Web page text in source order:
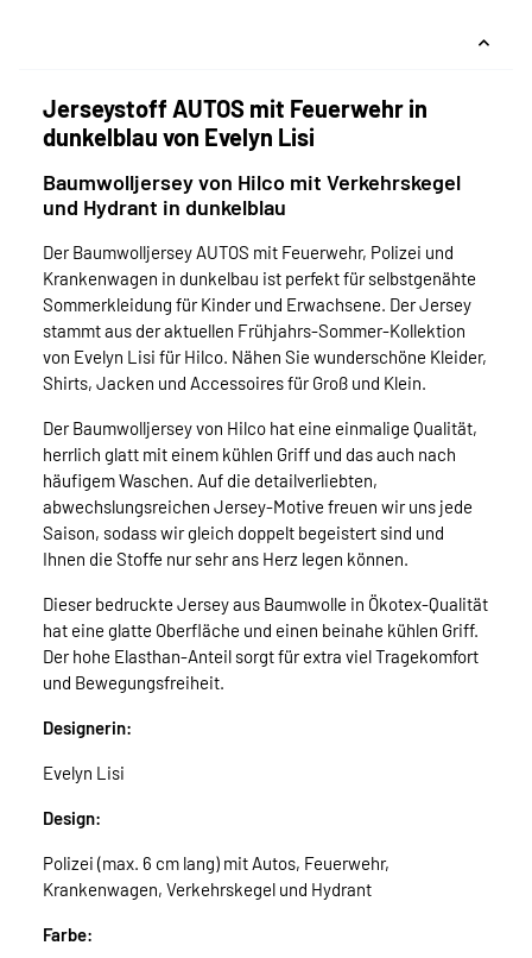
Jerseystoff AUTOS mit Feuerwehr in
dunkelblau von Evelyn Lisi
Baumwolljersey von Hilco mit Verkehrskegel
und Hydrant in dunkelblau
Der Baumwolljersey AUTOS mit Feuerwehr, Polizei und
Krankenwagen in dunkelbau ist perfekt für selbstgenähte
Sommerkleidung für Kinder und Erwachsene. Der Jersey
stammt aus der aktuellen Frühjahrs-Sommer-Kollektion
von Evelyn Lisi für Hilco. Nähen Sie wunderschöne Kleider,
Shirts, Jacken und Accessoires für Groß und Klein.
Der Baumwolljersey von Hilco hat eine einmalige Qualität,
herrlich glatt mit einem kühlen Griff und das auch nach
häufigem Waschen. Auf die detailverliebten,
abwechslungsreichen Jersey-Motive freuen wir uns jede
Saison, sodass wir gleich doppelt begeistert sind und
Ihnen die Stoffe nur sehr ans Herz legen können.
Dieser bedruckte Jersey aus Baumwolle in Ökotex-Qualität
hat eine glatte Oberfläche und einen beinahe kühlen Griff.
Der hohe Elasthan-Anteil sorgt für extra viel Tragekomfort
und Bewegungsfreiheit.
Designerin:
Evelyn Lisi
Design:
Polizei (max. 6 cm lang) mit Autos, Feuerwehr,
Krankenwagen, Verkehrskegel und Hydrant
Farbe: